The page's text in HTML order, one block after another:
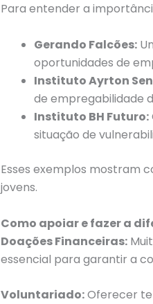
Para entender a
Gerando Falcões:
oportunidades de
Instituto Ayrton
de empregabilidade
Instituto BH Futuro:
situação de
Esses exemplos mostram
jovens.
Como apoiar e fazer a
Doações Financeiras:
essencial para garantir a
Voluntariado:Oferecer